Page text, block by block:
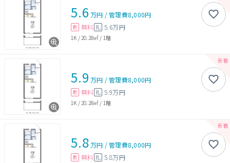
5.6 万円 /管理費8,000円
敷 無料 礼 5.6万円
1K / 20.28㎡ / 1階
5.9 万円 /管理費8,000円
敷 無料 礼 5.9万円
1K / 20.28㎡ / 1階
5.8万円 /管理費8,000円
敷 無料 礼 5.8万円